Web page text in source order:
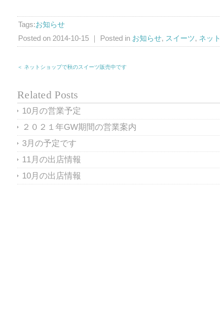
Tags:お知らせ
Posted on 2014-10-15 ｜ Posted in お知らせ, スイーツ, ネッ
＜ ネットショップで秋のスイーツ販売中です
Related Posts
10月の営業予定
２０２１年GW期間の営業案内
3月の予定です
11月の出店情報
10月の出店情報